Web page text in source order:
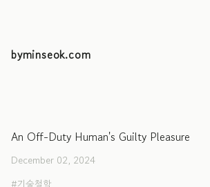
byminseok.com
An Off-Duty Human's Guilty Pleasure
December 02, 2024
기술철학